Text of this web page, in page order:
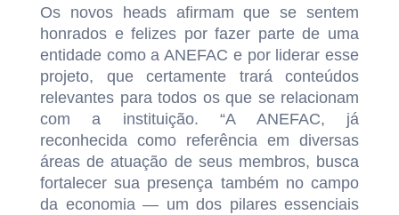
Os novos heads afirmam que se sentem
honrados e felizes por fazer parte de uma
entidade como a ANEFAC e por liderar esse
projeto, que certamente trará conteúdos
relevantes para todos os que se relacionam
com a instituição. “A ANEFAC, já
reconhecida como referência em diversas
áreas de atuação de seus membros, busca
fortalecer sua presença também no campo
da economia — um dos pilares essenciais